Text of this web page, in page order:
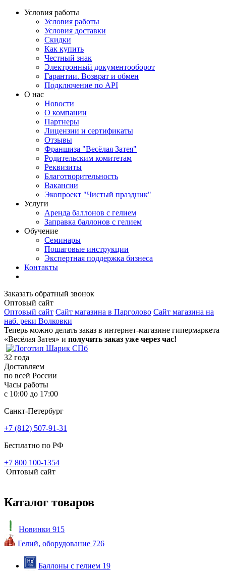
Условия работы
Условия работы
Условия доставки
Скидки
Как купить
Честный знак
Электронный документооборот
Гарантии. Возврат и обмен
Подключение по API
О нас
Новости
О компании
Партнеры
Лицензии и сертификаты
Отзывы
Франшиза "Весёлая Затея"
Родительским комитетам
Реквизиты
Благотворительность
Вакансии
Экопроект "Чистый праздник"
Услуги
Аренда баллонов с гелием
Заправка баллонов с гелием
Обучение
Семинары
Пошаговые инструкции
Экспертная поддержка бизнеса
Контакты
Заказать обратный звонок
Оптовый сайт
Оптовый сайт Сайт магазина в Парголово Сайт магазина на
наб. реки Волковки
Теперь можно делать заказ в интернет-магазине гипермаркета
«Весёлая Затея» и получить заказ уже через час!
32 года
Доставляем
по всей России
Часы работы
с 10:00 до 17:00
Санкт-Петербург
+7 (812) 507-91-31
Бесплатно по РФ
+7 800 100-1354
Оптовый сайт
Каталог товаров
Новинки 915
Гелий, оборудование 726
Баллоны с гелием 19